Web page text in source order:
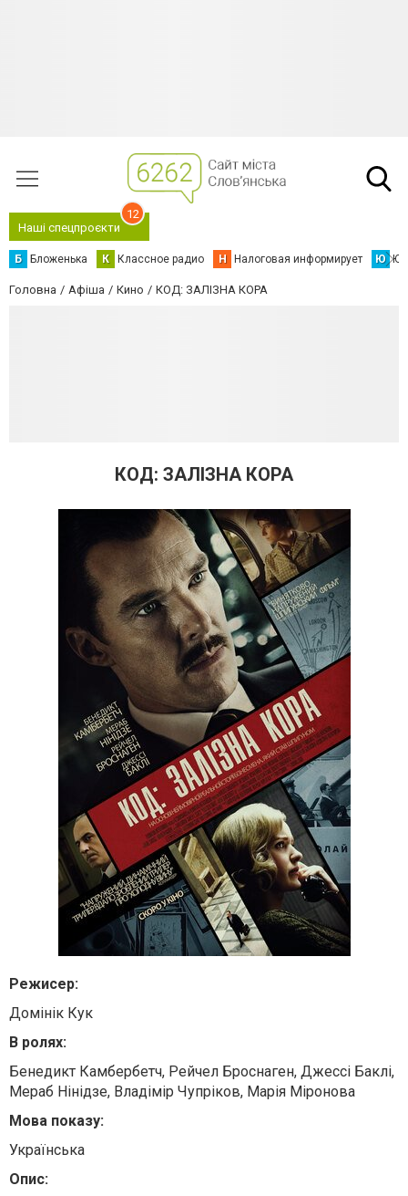
Наші спецпроєкти
12
Б Бложенька К Классное радио Н Налоговая информирует Ю
Головна Афіша Кино КОД: ЗАЛІЗНА КОРА
КОД: ЗАЛІЗНА КОРА
Режисер:
Домінік Кук
В ролях:
Бенедикт Камбербетч, Рейчел Броснаген, Джессі Баклі,
Мераб Нінідзе, Владімір Чупріков, Марія Міронова
Мова показу:
Українська
Опис: